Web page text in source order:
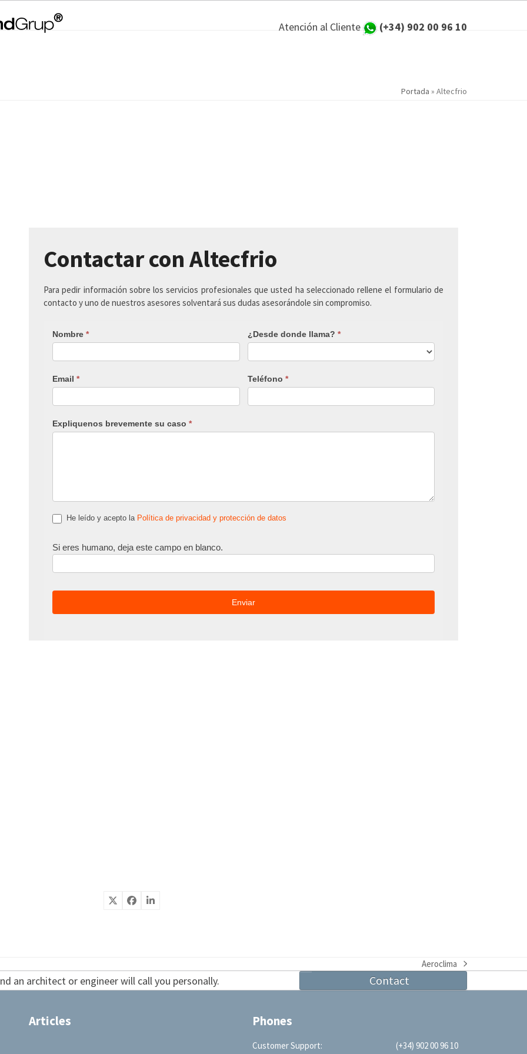
Atención al Cliente (+34) 902 00 96 10
Portada » Altecfrio
Contactar con Altecfrio
Para pedir información sobre los servicios profesionales que usted ha seleccionado rellene el formulario de
contacto y uno de nuestros asesores solventará sus dudas asesorándole sin compromiso.
Nombre * ¿Desde donde llama? *
Email * Teléfono *
Expliquenos brevemente su caso *
He leído y acepto la Política de privacidad y protección de datos
Si eres humano, deja este campo en blanco.
next
Aeroclima
an architect or engineer will call you personally. Contact
Articles Phones
Customer Support:
(+34) 902 00 96 10